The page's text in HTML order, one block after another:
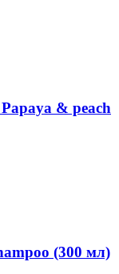
& peach
(300 мл)